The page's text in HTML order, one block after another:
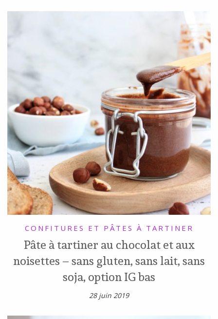
CONFITURES ET PÂTES À TARTINER
Pâte à tartiner au chocolat et aux
noisettes – sans gluten, sans lait, sans
soja, option IG bas
28 juin 2019